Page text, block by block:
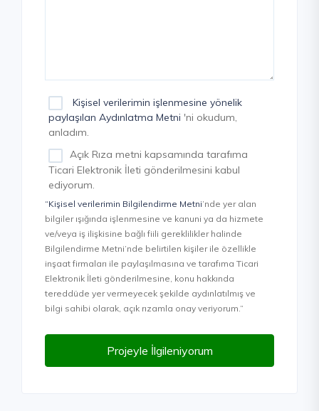
Kişisel verilerimin işlenmesine yönelik
paylaşılan Aydınlatma Metni 'ni okudum,
anladım.
Açık Rıza metni kapsamında tarafıma
Ticari Elektronik İleti gönderilmesini kabul
ediyorum.
“Kişisel verilerimin Bilgilendirme Metni’nde yer alan
bilgiler ışığında işlenmesine ve kanuni ya da hizmete
ve/veya iş ilişkisine bağlı fiili gereklilikler halinde
Bilgilendirme Metni’nde belirtilen kişiler ile özellikle
inşaat firmaları ile paylaşılmasına ve tarafıma Ticari
Elektronik İleti gönderilmesine, konu hakkında
tereddüde yer vermeyecek şekilde aydınlatılmış ve
bilgi sahibi olarak, açık rızamla onay veriyorum.”
Projeyle İlgileniyorum